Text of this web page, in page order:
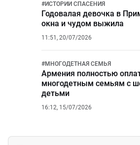
#ИСТОРИИ СПАСЕНИЯ
Годовалая девочка в
окна и чудом выжила
11:51, 20/07/2026
#МНОГОДЕТНАЯ СЕМЬЯ
Армения полностью
многодетным семьям с
детьми
16:12, 15/07/2026